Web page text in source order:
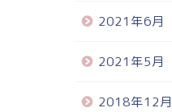
2021年6月
2021年5月
2018年12月